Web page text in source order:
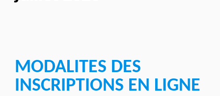
MODALITES DES
INSCRIPTIONS EN LIGNE